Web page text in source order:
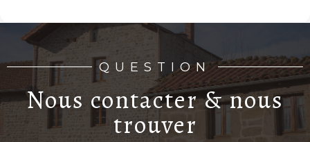
QUESTION
Nous contacter & nous
trouver